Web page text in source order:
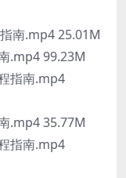
南.mp4 25.01M
.mp4 99.23M
指南.mp4
.mp4 35.77M
指南.mp4